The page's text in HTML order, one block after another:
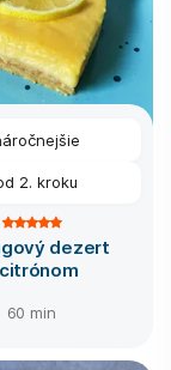
2. kroku
dezert
60 min